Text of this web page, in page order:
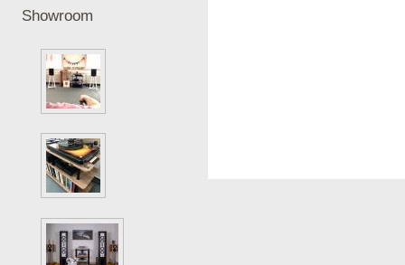
Showroom